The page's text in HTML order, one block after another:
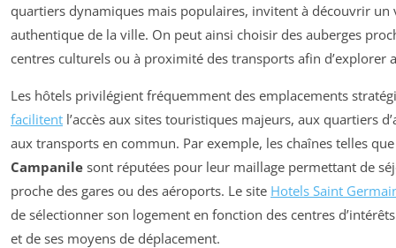
quartiers dynamiques mais populaires, invitent à découvrir un
authentique de la ville. On peut ainsi choisir des auberges
centres culturels ou à proximité des transports afin d’explorer
Les hôtels privilégient fréquemment des emplacements
facilitent l’accès aux sites touristiques majeurs, aux quartiers
aux transports en commun. Par exemple, les chaînes telles
Campanile sont réputées pour leur maillage permettant de
proche des gares ou des aéroports. Le site Hotels Saint
de sélectionner son logement en fonction des centres
et de ses moyens de déplacement.